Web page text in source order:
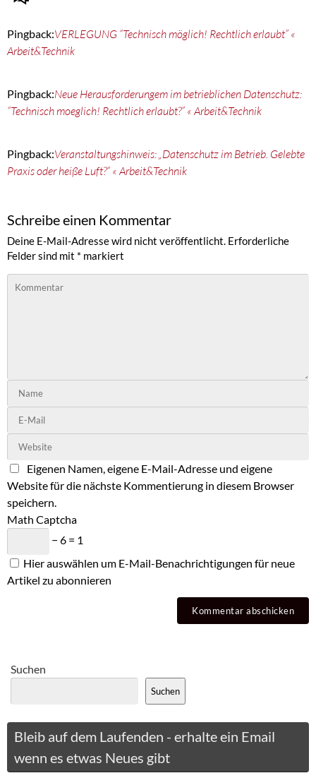
Pingback:VERLEGUNG “Technisch möglich! Rechtlich erlaubt” «
Arbeit&Technik
Pingback:Neue Herausforderungem im betrieblichen Datenschutz:
“Technisch moeglich! Rechtlich erlaubt?” « Arbeit&Technik
Pingback:Veranstaltungshinweis: „Datenschutz im Betrieb. Gelebte
Praxis oder heiße Luft?“ « Arbeit&Technik
Schreibe einen Kommentar
Deine E-Mail-Adresse wird nicht veröffentlicht. Erforderliche
Felder sind mit * markiert
Eigenen Namen, eigene E-Mail-Adresse und eigene
Website für die nächste Kommentierung in diesem Browser
speichern.
Math Captcha
− 6 = 1
Hier auswählen um E-Mail-Benachrichtigungen für neue
Artikel zu abonnieren
Suchen
Suchen
Bleib auf dem Laufenden - erhalte ein Email
wenn es etwas Neues gibt